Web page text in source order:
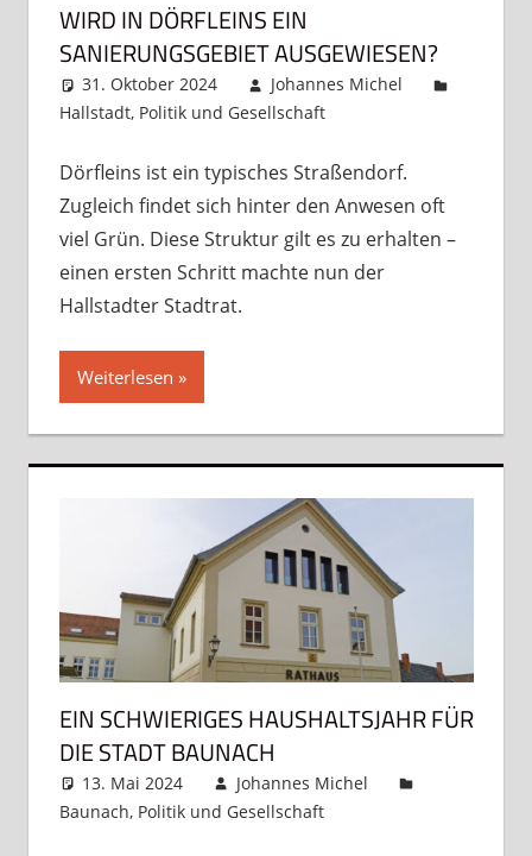
WIRD IN DÖRFLEINS EIN
SANIERUNGSGEBIET AUSGEWIESEN?
31. Oktober 2024
Johannes Michel
Hallstadt, Politik und Gesellschaft
Dörfleins ist ein typisches Straßendorf.
Zugleich findet sich hinter den Anwesen oft
viel Grün. Diese Struktur gilt es zu erhalten –
einen ersten Schritt machte nun der
Hallstadter Stadtrat.
Weiterlesen
EIN SCHWIERIGES HAUSHALTSJAHR FÜR
DIE STADT BAUNACH
13. Mai 2024
Johannes Michel
Baunach, Politik und Gesellschaft